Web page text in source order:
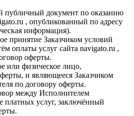
публичный документ по оказанию
, опубликованный по адресу
информация).
принятие Заказчиком условий
оплаты услуг сайта navigato.ru ,
оферты.
или физическое лицо,
и являющееся Заказчиком
по договору оферты.
между Исполнителем
платных услуг, заключённый